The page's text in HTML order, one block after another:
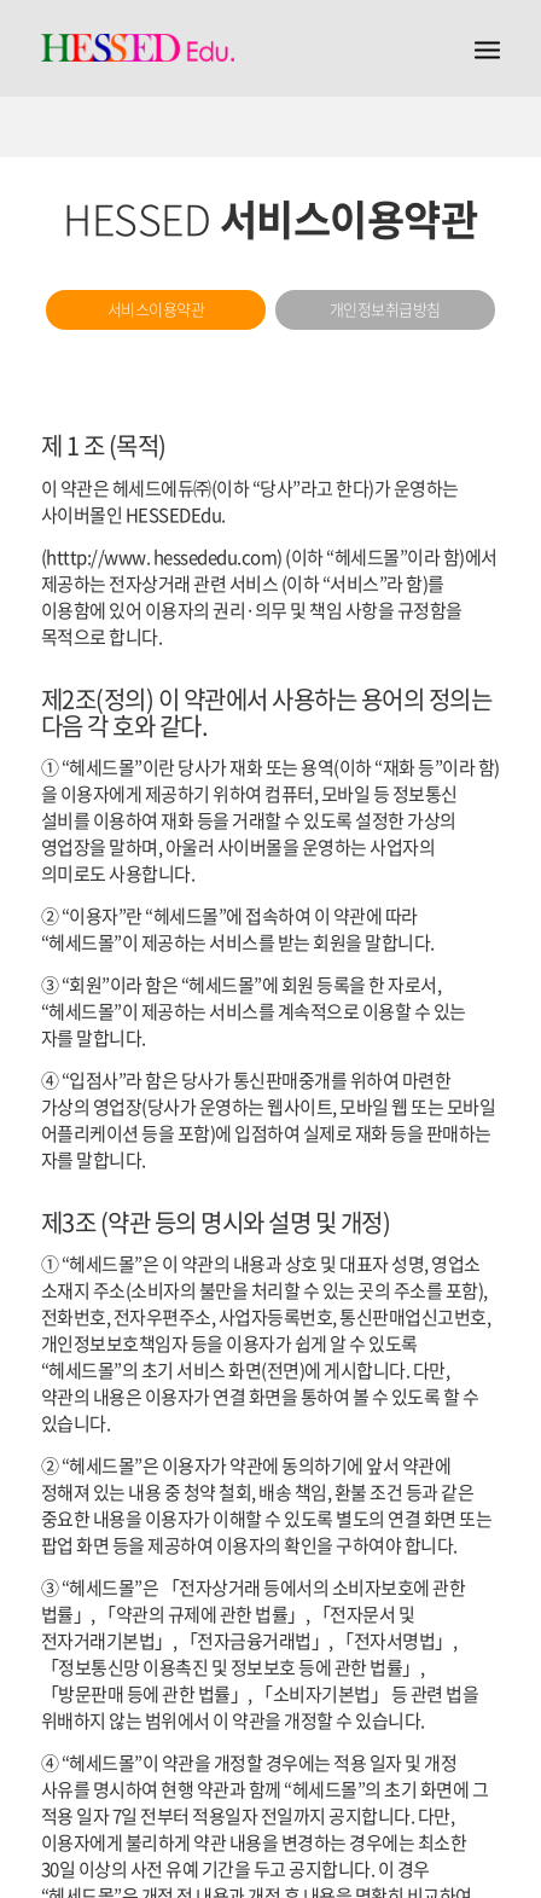
HESSED 서비스이용약관
서비스이용약관 개인정보취급방침
제 1 조 (목적)
이 약관은 헤세드에듀㈜(이하 “당사”라고 한다)가 운영하는
사이버몰인 HESSEDEdu.
(htttp://www. hessededu.com) (이하 “헤세드몰”이라 함)에서
제공하는 전자상거래 관련 서비스 (이하 “서비스”라 함)를
이용함에 있어 이용자의 권리·의무 및 책임 사항을 규정함을
목적으로 합니다.
제2조(정의) 이 약관에서 사용하는 용어의 정의는
다음 각 호와 같다.
① “헤세드몰”이란 당사가 재화 또는 용역(이하 “재화 등”이라 함)
을 이용자에게 제공하기 위하여 컴퓨터, 모바일 등 정보통신
설비를 이용하여 재화 등을 거래할 수 있도록 설정한 가상의
영업장을 말하며, 아울러 사이버몰을 운영하는 사업자의
의미로도 사용합니다.
② “이용자”란 “헤세드몰”에 접속하여 이 약관에 따라
“헤세드몰”이 제공하는 서비스를 받는 회원을 말합니다.
③ “회원”이라 함은 “헤세드몰”에 회원 등록을 한 자로서,
“헤세드몰”이 제공하는 서비스를 계속적으로 이용할 수 있는
자를 말합니다.
④ “입점사”라 함은 당사가 통신판매중개를 위하여 마련한
가상의 영업장(당사가 운영하는 웹사이트, 모바일 웹 또는 모바일
어플리케이션 등을 포함)에 입점하여 실제로 재화 등을 판매하는
자를 말합니다.
제3조 (약관 등의 명시와 설명 및 개정)
① “헤세드몰”은 이 약관의 내용과 상호 및 대표자 성명, 영업소
소재지 주소(소비자의 불만을 처리할 수 있는 곳의 주소를 포함),
전화번호, 전자우편주소, 사업자등록번호, 통신판매업신고번호,
개인정보보호책임자 등을 이용자가 쉽게 알 수 있도록
“헤세드몰”의 초기 서비스 화면(전면)에 게시합니다. 다만,
약관의 내용은 이용자가 연결 화면을 통하여 볼 수 있도록 할 수
있습니다.
② “헤세드몰”은 이용자가 약관에 동의하기에 앞서 약관에
정해져 있는 내용 중 청약 철회, 배송 책임, 환불 조건 등과 같은
중요한 내용을 이용자가 이해할 수 있도록 별도의 연결 화면 또는
팝업 화면 등을 제공하여 이용자의 확인을 구하여야 합니다.
③ “헤세드몰”은 「전자상거래 등에서의 소비자보호에 관한
법률」, 「약관의 규제에 관한 법률」, 「전자문서 및
전자거래기본법」, 「전자금융거래법」, 「전자서명법」,
「정보통신망 이용촉진 및 정보보호 등에 관한 법률」,
「방문판매 등에 관한 법률」, 「소비자기본법」 등 관련 법을
위배하지 않는 범위에서 이 약관을 개정할 수 있습니다.
④ “헤세드몰”이 약관을 개정할 경우에는 적용 일자 및 개정
사유를 명시하여 현행 약관과 함께 “헤세드몰”의 초기 화면에 그
적용 일자 7일 전부터 적용일자 전일까지 공지합니다. 다만,
이용자에게 불리하게 약관 내용을 변경하는 경우에는 최소한
30일 이상의 사전 유예 기간을 두고 공지합니다. 이 경우